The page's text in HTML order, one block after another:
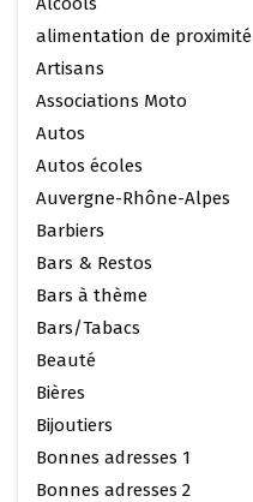
alimentation de proximité
Artisans
Associations Moto
Autos
Autos écoles
Auvergne-Rhône-Alpes
Barbiers
Bars & Restos
Bars à thème
Bars/Tabacs
Beauté
Bières
Bijoutiers
Bonnes adresses 1
Bonnes adresses 2